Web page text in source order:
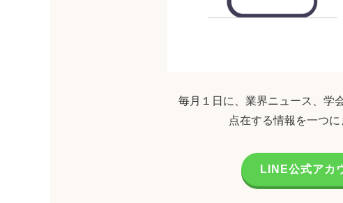
毎月１日に、業界ニュース、学
点在する情報を一つに
LINE公式アカ